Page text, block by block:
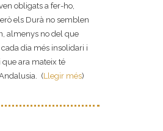
obligats a fer-ho,
els Durà no semblen
almenys no del que
cada dia més insolidari i
que ara mateix té
(Llegir més)